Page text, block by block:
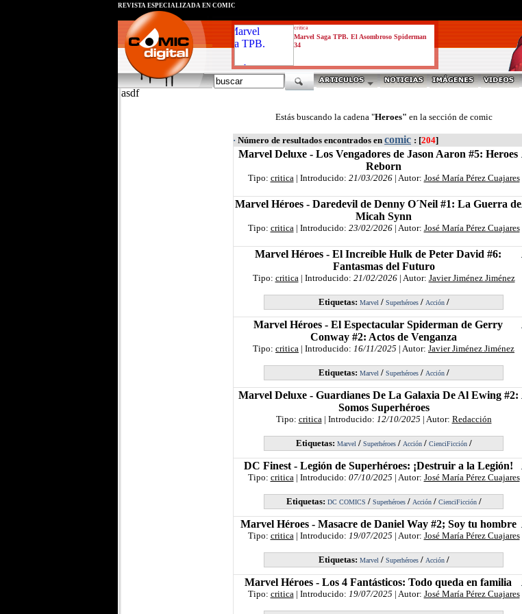
critica
Marvel Saga TPB. El Asombroso Spiderman
34
REVISTA ESPECIALIZADA EN CÓMIC
asdf
Estás buscando la cadena "Heroes" en la sección de comic
· Número de resultados encontrados en comic : [204]
Marvel Deluxe - Los Vengadores de Jason Aaron #5: Heroes
Reborn
Tipo: critica| Introducido: 21/03/2026| Autor: José María Pérez Cuajares
Marvel Héroes - Daredevil de Denny O´Neil #1: La Guerra de
Micah Synn
Tipo: critica| Introducido: 23/02/2026| Autor: José María Pérez Cuajares
Marvel Héroes - El Increíble Hulk de Peter David #6:
Fantasmas del Futuro
Tipo: critica| Introducido: 21/02/2026| Autor: Javier Jiménez Jiménez
Etiquetas: Marvel/ Superhéroes/ Acción/
Marvel Héroes - El Espectacular Spiderman de Gerry
Conway #2: Actos de Venganza
Tipo: critica | Introducido: 16/11/2025 | Autor: Javier Jiménez Jiménez
Etiquetas: Marvel/ Superhéroes/ Acción/
Marvel Deluxe - Guardianes De La Galaxia De Al Ewing #2:
Somos Superhéroes
Tipo: critica| Introducido: 12/10/2025 | Autor: Redacción
Etiquetas: Marvel/ Superhéroes/ Acción/ CienciFicción/
DC Finest - Legión de Superhéroes: ¡Destruir a la Legión!
Tipo: critica| Introducido: 07/10/2025 | Autor: José María Pérez Cuajares
Etiquetas: DC COMICS / Superhéroes/ Acción/ CienciFicción/
Marvel Héroes - Masacre de Daniel Way #2; Soy tu hombre
Tipo: critica| Introducido: 19/07/2025 | Autor: José María Pérez Cuajares
Etiquetas: Marvel/ Superhéroes/ Acción/
Marvel Héroes - Los 4 Fantásticos: Todo queda en familia
Tipo: critica| Introducido: 19/07/2025 | Autor: José María Pérez Cuajares